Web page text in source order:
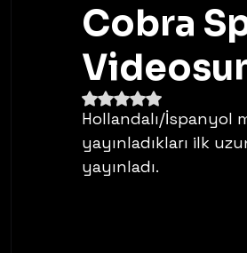
Cobra
5 üzerinden NaN yıldız
Hollandalı/İspanyol
yayınladıkları ilk
yayınladı.